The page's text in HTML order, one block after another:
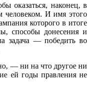
оказаться, наконец, в
человеком. И имя этого
которого в итоге
способы донесения и
задача — победить во
— ни на что другое ни
ей годы правления не